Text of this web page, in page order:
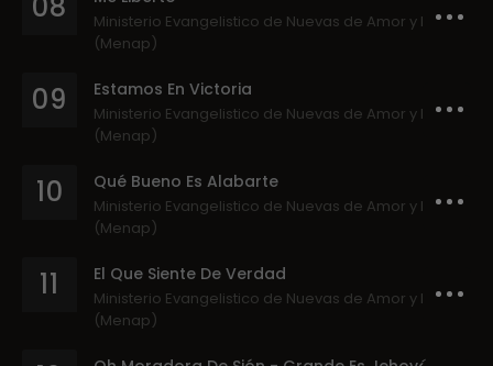
08
Ministerio Evangelistico de Nuevas de Amor y Paz
(Menap)
09 Estamos En Victoria
Ministerio Evangelistico de Nuevas de Amor y Paz
(Menap)
10 Qué Bueno Es Alabarte
Ministerio Evangelistico de Nuevas de Amor y Paz
(Menap)
11 El Que Siente De Verdad
Ministerio Evangelistico de Nuevas de Amor y Paz
(Menap)